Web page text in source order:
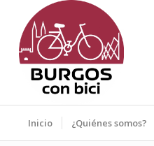
Inicio ¿Quiénes somos?